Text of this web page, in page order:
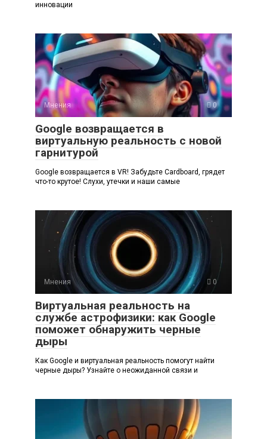
инновации
Мнения 0
Google возвращается в
виртуальную реальность с новой
гарнитурой
Google возвращается в VR! Забудьте Cardboard, грядет
что-то крутое! Слухи, утечки и наши самые
Мнения 0
Виртуальная реальность на
службе астрофизики: как Google
поможет обнаружить черные
дыры
Как Google и виртуальная реальность помогут найти
черные дыры? Узнайте о неожиданной связи и